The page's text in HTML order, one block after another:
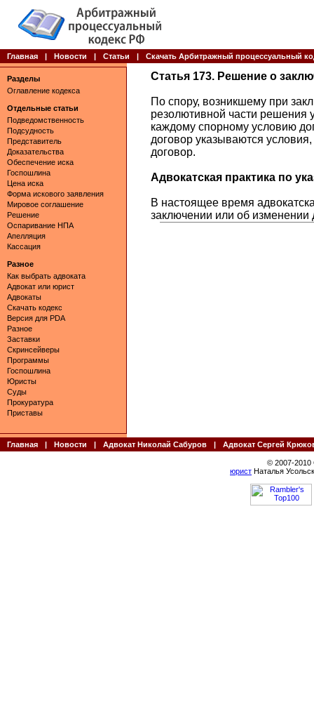
Главная | Новости | Статьи | Скачать Арбитражный процессуальный
Разделы
Оглавление кодекса
Отдельные статьи
Подведомственность
Подсудность
Представитель
Доказательства
Обеспечение иска
Госпошлина
Цена иска
Форма искового заявления
Мировое соглашение
Решение
Оспаривание НПА
Апелляция
Кассация
Разное
Как выбрать адвоката
Адвокат или юрист
Адвокаты
Скачать кодекс
Версия для PDA
Разное
Заставки
Скринсейверы
Программы
Госпошлина
Юристы
Суды
Прокуратура
Приставы
Статья 173. Решение о
По спору, возникшему при
резолютивной части решения
каждому спорному условию
договор указываются
договор.
Адвокатская практика по
В настоящее время
заключении или об изменении
Главная | Новости | Адвокат Николай Сабуров | Адвокат Сергей
© 2007-
юрист Наталья